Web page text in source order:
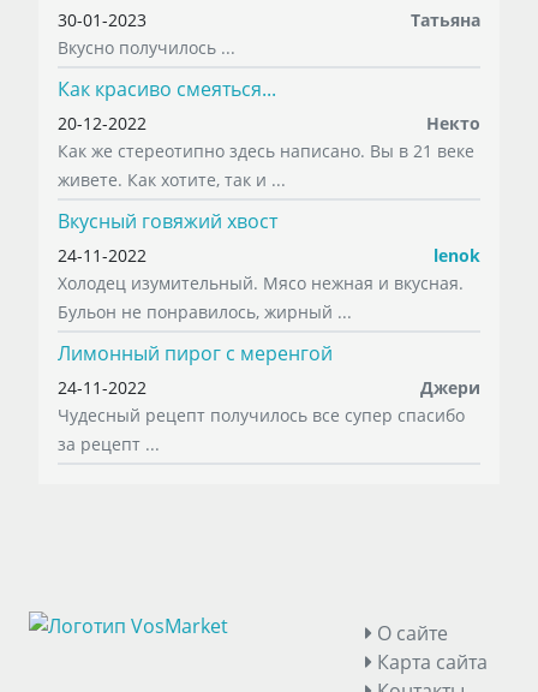
30-01-2023
Татьяна
Вкусно получилось ...
Как красиво смеяться...
20-12-2022
Некто
Как же стереотипно здесь написано. Вы в 21 веке
живете. Как хотите, так и ...
Вкусный говяжий хвост
24-11-2022
lenok
Холодец изумительный. Мясо нежная и вкусная.
Бульон не понравилось, жирный ...
Лимонный пирог с меренгой
24-11-2022
Джери
Чудесный рецепт получилось все супер спасибо
за рецепт ...
О сайте
Карта сайта